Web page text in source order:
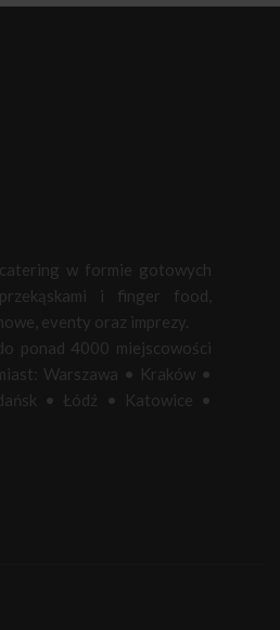
w formie gotowych
i finger food,
eventy oraz imprezy.
ponad 4000 miejscowości
Warszawa • Kraków •
• Łódź • Katowice •